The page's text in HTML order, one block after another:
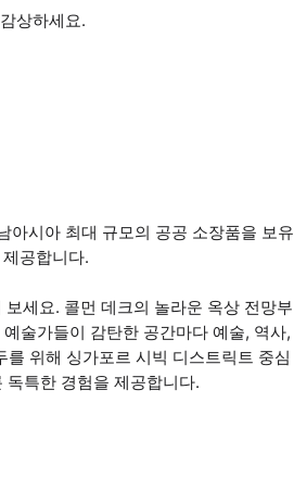
상하세요.
아시아 최대 규모의 공공 소장품을 보유
공합니다.
세요. 콜먼 데크의 놀라운 옥상 전망부
술가들이 감탄한 공간마다 예술, 역사,
위해 싱가포르 시빅 디스트릭트 중심
특한 경험을 제공합니다.